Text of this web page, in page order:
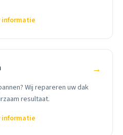
informatie
→
Wij repareren uw dak
resultaat.
informatie